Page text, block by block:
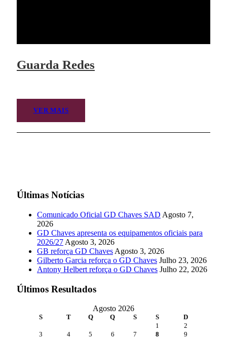
Guarda Redes
VER MAIS
Últimas Notícias
Comunicado Oficial GD Chaves SAD Agosto 7,
2026
GD Chaves apresenta os equipamentos oficiais para
2026/27 Agosto 3, 2026
GB reforça GD Chaves Agosto 3, 2026
Gilberto Garcia reforça o GD Chaves Julho 23, 2026
Antony Helbert reforça o GD Chaves Julho 22, 2026
Últimos Resultados
Agosto 2026
S T Q Q S S D
1
2
3
4 5 6 7 8
9